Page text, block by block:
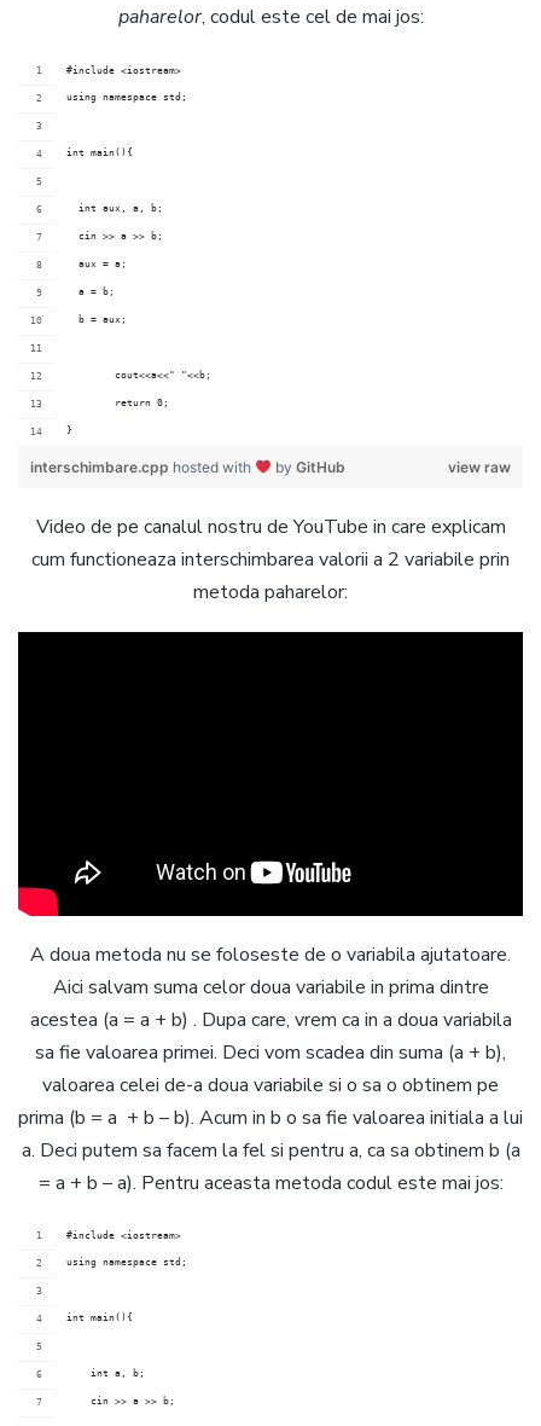
paharelor, codul este cel de mai jos:
#include <iostream>
using namespace std;
int main(){
  int aux, a, b;
  cin >> a >> b;
  aux = a;
  a = b;
  b = aux;
	cout<<a<<" "<<b;
	return 0;
}
view raw
interschimbare.cpp hosted with by GitHub
Video de pe canalul nostru de YouTube in care explicam
cum functioneaza interschimbarea valorii a 2 variabile prin
metoda paharelor:
A doua metoda nu se foloseste de o variabila ajutatoare.
Aici salvam suma celor doua variabile in prima dintre
acestea (a = a + b) . Dupa care, vrem ca in a doua variabila
sa fie valoarea primei. Deci vom scadea din suma (a + b),
valoarea celei de-a doua variabile si o sa o obtinem pe
prima (b = a + b – b). Acum in b o sa fie valoarea initiala a lui
a. Deci putem sa facem la fel si pentru a, ca sa obtinem b (a
= a + b – a). Pentru aceasta metoda codul este mai jos:
#include <iostream>
using namespace std;
int main(){
    int a, b;
    cin >> a >> b;